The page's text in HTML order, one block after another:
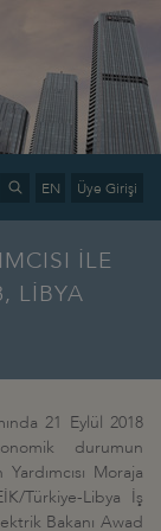
EN Üye Girişi
İLE
LİBYA
21 Eylül 2018
durumun
Moraja
Türkiye-Libya İş
Bakanı Awad